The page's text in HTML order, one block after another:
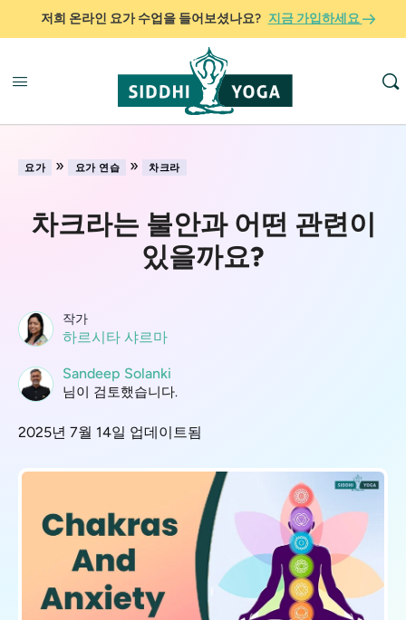
저희 온라인 요가 수업을 들어보셨나요? 지금 가입하세요
요가 » 요가 연습 » 차크라
차크라는 불안과 어떤 관련이
있을까요?
작가
하르시타 샤르마
Sandeep Solanki
님이 검토했습니다.
2025년 7월 14일 업데이트됨